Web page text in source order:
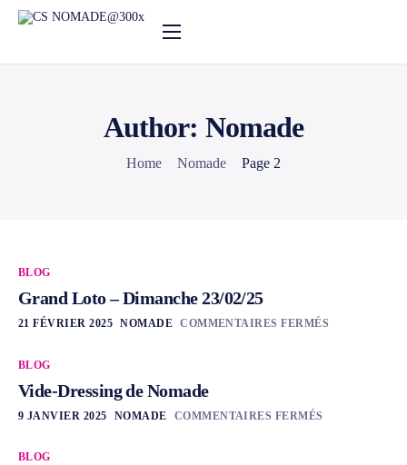
Nos activités
Author: Nomade
Home Nomade Page 2
BLOG
Grand Loto – Dimanche 23/02/25
21 FÉVRIER 2025 NOMADE COMMENTAIRES FERMÉS
BLOG
Vide-Dressing de Nomade
9 JANVIER 2025 NOMADE COMMENTAIRES FERMÉS
BLOG